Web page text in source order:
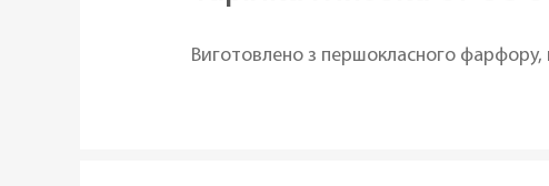
Виготовлено з першокласного фарфору,